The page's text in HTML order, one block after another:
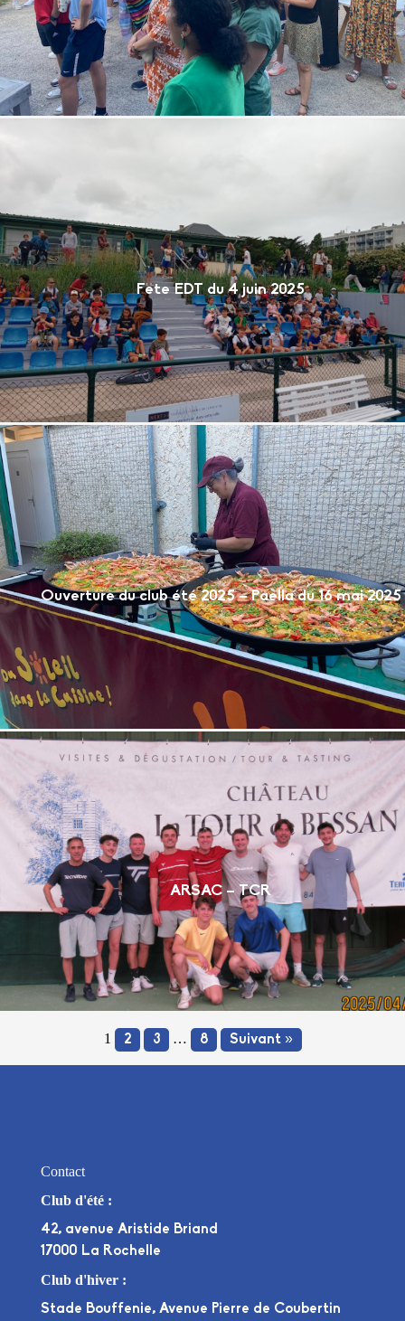
Fete EDT du 4 juin 2025
Ouverture du club été 2025 – Paella du 16 mai 2025
ARSAC – TCR
1 2 3 … 8 Suivant »
Contact
Club d'été :
42, avenue Aristide Briand
17000 La Rochelle
Club d'hiver :
Stade Bouffenie, Avenue Pierre de Coubertin